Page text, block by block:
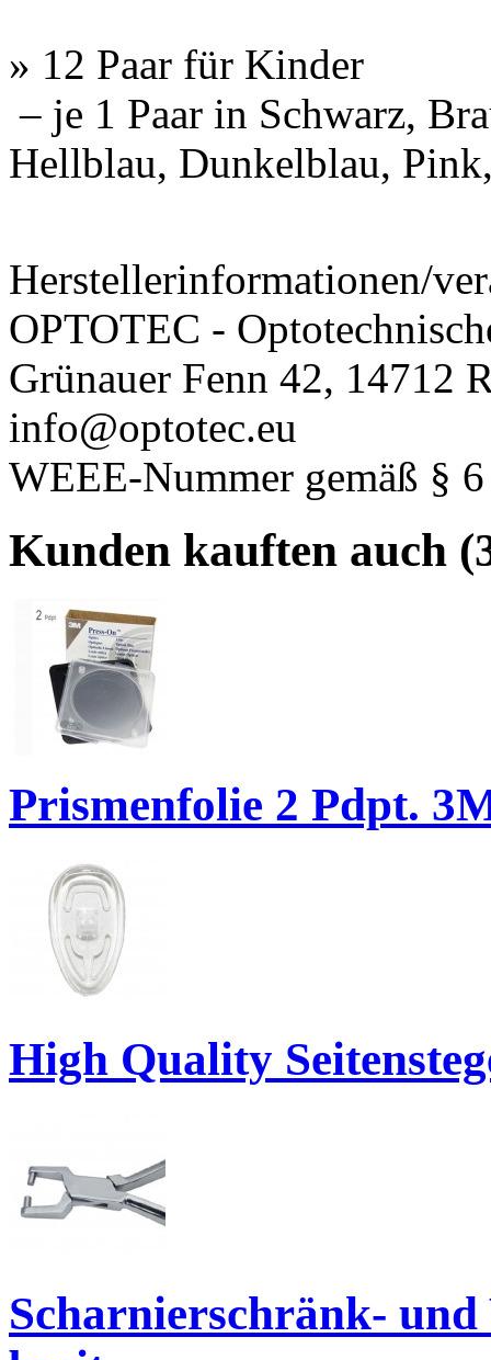
» 12 Paar für Kinder
– je 1 Paar in Schwarz,
Hellblau, Dunkelblau,
Herstellerinformationen/
OPTOTEC -
Grünauer Fenn 42, 14712
info@optotec.eu
WEEE-Nummer gemäß §
Kunden kauften auch
Prismenfolie 2 Pdpt.
High Quality
Scharnierschränk-